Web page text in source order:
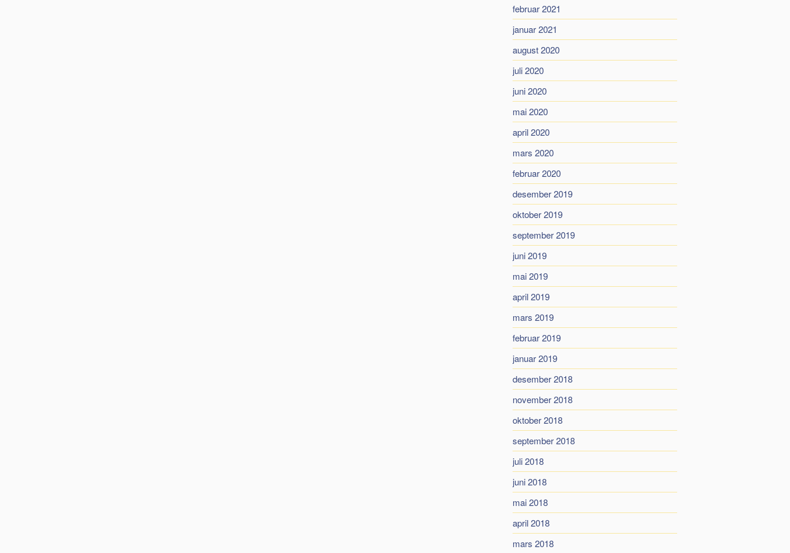
februar 2021
januar 2021
august 2020
juli 2020
juni 2020
mai 2020
april 2020
mars 2020
februar 2020
desember 2019
oktober 2019
september 2019
juni 2019
mai 2019
april 2019
mars 2019
februar 2019
januar 2019
desember 2018
november 2018
oktober 2018
september 2018
juli 2018
juni 2018
mai 2018
april 2018
mars 2018